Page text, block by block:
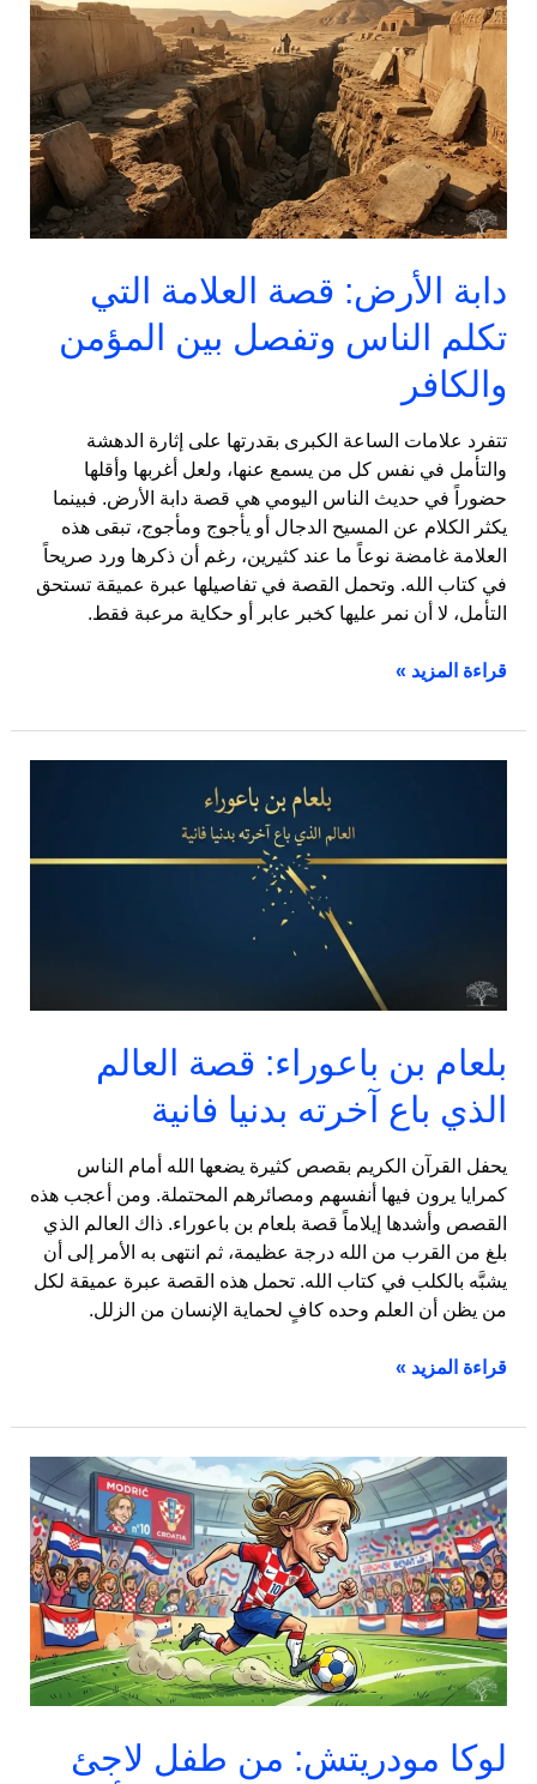
دابة الأرض: قصة العلامة التي
تكلم الناس وتفصل بين المؤمن
والكافر
تتفرد علامات الساعة الكبرى بقدرتها على إثارة الدهشة
والتأمل في نفس كل من يسمع عنها، ولعل أغربها وأقلها
حضوراً في حديث الناس اليومي هي قصة دابة الأرض. فبينما
يكثر الكلام عن المسيح الدجال أو يأجوج ومأجوج، تبقى هذه
العلامة غامضة نوعاً ما عند كثيرين، رغم أن ذكرها ورد صريحاً
في كتاب الله. وتحمل القصة في تفاصيلها عبرة عميقة تستحق
التأمل، لا أن نمر عليها كخبر عابر أو حكاية مرعبة فقط.
الأرض:
قصة
العلامة
التي
تكلم
الناس
وتفصل
بين
والكافر
قراءة المزيد »
بلعام بن باعوراء: قصة العالم
الذي باع آخرته بدنيا فانية
يحفل القرآن الكريم بقصص كثيرة يضعها الله أمام الناس
كمرايا يرون فيها أنفسهم ومصائرهم المحتملة. ومن أعجب هذه
القصص وأشدها إيلاماً قصة بلعام بن باعوراء. ذاك العالم الذي
بلغ من القرب من الله درجة عظيمة، ثم انتهى به الأمر إلى أن
يشبَّه بالكلب في كتاب الله. تحمل هذه القصة عبرة عميقة لكل
من يظن أن العلم وحده كافٍ لحماية الإنسان من الزلل.
قصة
بدنيا
قراءة المزيد »
لوكا مودريتش: من طفل لاجئ
مودريتش:
من
طفل
لاجئ
وسط
القذائف
إلى
ساحر
العالم